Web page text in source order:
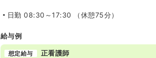
日勤 08:30～17:30 （休憩75分）
給与例
想定給与 正看護師